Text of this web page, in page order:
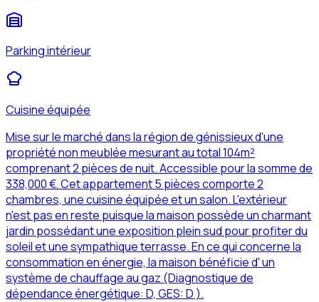
Parking intérieur
Cuisine équipée
Mise sur le marché dans la région de génissieux d'une
propriété non meublée mesurant au total 104m²
comprenant 2 pièces de nuit. Accessible pour la somme de
338,000 €. Cet appartement 5 pièces comporte 2
chambres, une cuisine équipée et un salon. L'extérieur
n'est pas en reste puisque la maison possède un charmant
jardin possédant une exposition plein sud pour profiter du
soleil et une sympathique terrasse. En ce qui concerne la
consommation en énergie, la maison bénéficie d' un
système de chauffage au gaz (Diagnostique de
dépendance énergétique: D, GES: D ).